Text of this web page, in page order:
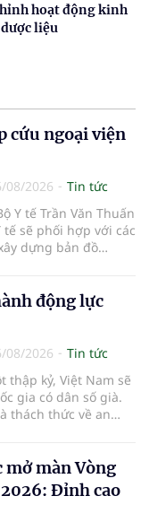
hoạt động kinh
liệu
cứu ngoại viện
08/2026
Tin tức
Y tế Trần Văn Thuấn
tế sẽ phối hợp với các
dựng bản đồ
chính và đa dạng
nhằm nâng cao
cứu trước viện trên
động lực
08/2026
Tin tức
thập kỷ, Việt Nam sẽ
gia có dân số già.
thách thức về an
tỷ USD.
mở màn Vòng
Đỉnh cao